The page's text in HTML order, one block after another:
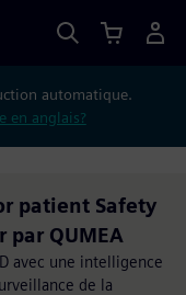
automatique.
en anglais?
patient Safety
QUMEA
avec une intelligence
de la